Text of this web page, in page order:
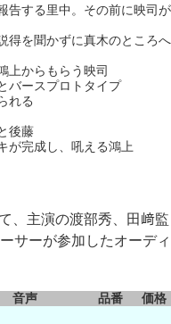
告する里中。その前に映司が
得を聞かずに真木のところへ
上からもらう映司
バースプロトタイプ
れる
後藤
が完成し、吼える鴻上
、主演の渡部秀、田﨑監
サーが参加したオーディ
音声 品番 価格